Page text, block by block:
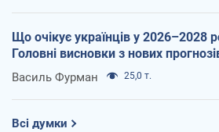
Що очікує українців у 2026–2028
Головні висновки з нових
Василь Фурман 25,0 т.
Всі думки